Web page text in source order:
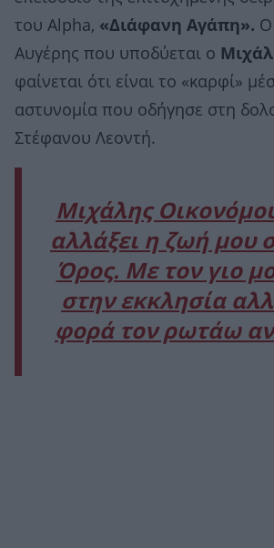
του Alpha, «Διάφανη Αγάπη». Ο
Αυγέρης που υποδύεται ο
φαίνεται ότι είναι το «καρφί»
αστυνομία που οδήγησε στη
Στέφανου Λεοντή.
Μιχάλης
αλλάξει η ζωή μου
Όρος. Με τον γιο
στην εκκλησία
φορά τον ρωτάω αν